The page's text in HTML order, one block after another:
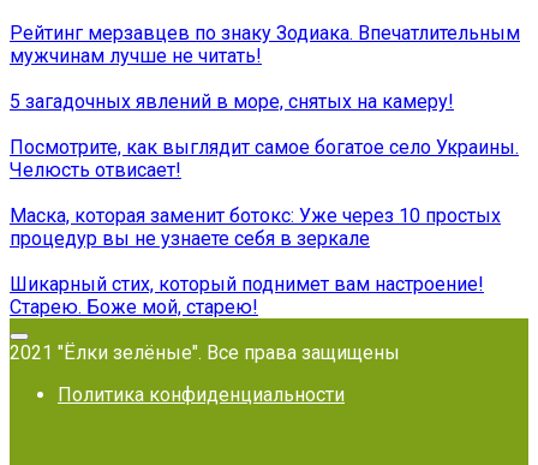
Рейтинг мерзавцев по знаку Зодиака. Впечатлительным
мужчинам лучше не читать!
5 загадочных явлений в море, снятых на камеру!
Посмотрите, как выглядит самое богатое село Украины.
Челюсть отвисает!
Маска, которая заменит ботокс: Уже через 10 простых
процедур вы не узнаете себя в зеркале
Шикарный стих, который поднимет вам настроение!
Старею. Боже мой, старею!
2021 "Ёлки зелёные". Все права защищены
Политика конфиденциальности